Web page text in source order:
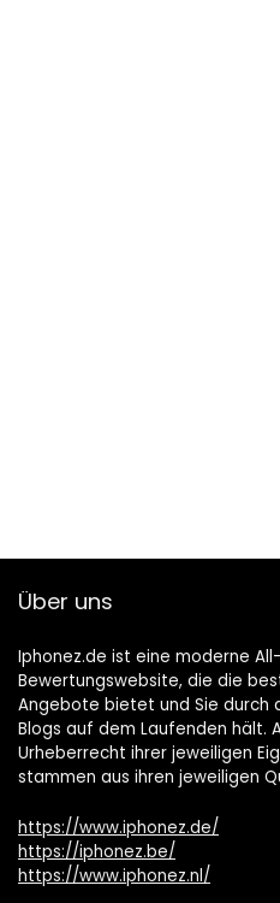
Über uns
Iphonez.de ist eine moderne
Bewertungswebsite, die die
Angebote bietet und Sie durch
Blogs auf dem Laufenden hält.
Urheberrecht ihrer jeweiligen
stammen aus ihren jeweiligen
https://www.iphonez.de/
https://iphonez.be/
https://www.iphonez.nl/